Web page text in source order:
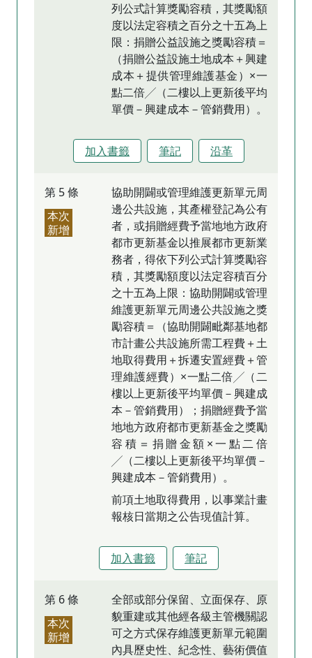
列公式計算獎勵容積，其獎勵額
度以法定容積之百分之十五為上
限：捐贈公益設施之獎勵容積＝
（捐贈公益設施土地成本＋興建
成本＋提供管理維護基金）×一
點二倍╱（二樓以上更新後平均
單價－興建成本－管銷費用）。
加入書籤 筆記 沿革
第 5 條
本次
新增
協助開闢或管理維護更新單元周
邊公共設施，其產權登記為公有
者，或捐贈經費予當地地方政府
都市更新基金以推展都市更新業
務者，得依下列公式計算獎勵容
積，其獎勵額度以法定容積百分
之十五為上限：協助開闢或管理
維護更新單元周邊公共設施之獎
勵容積＝（協助開闢毗鄰基地都
市計畫公共設施所需工程費＋土
地取得費用＋拆遷安置經費＋管
理維護經費）×一點二倍╱（二
樓以上更新後平均單價－興建成
本－管銷費用）；捐贈經費予當
地地方政府都市更新基金之獎勵
容積＝捐贈金額×一點二倍
╱（二樓以上更新後平均單價－
興建成本－管銷費用）。
前項土地取得費用，以事業計畫
報核日當期之公告現值計算。
加入書籤 筆記
第 6 條
本次
新增
全部或部分保留、立面保存、原
貌重建或其他經各級主管機關認
可之方式保存維護更新單元範圍
內具歷史性、紀念性、藝術價值